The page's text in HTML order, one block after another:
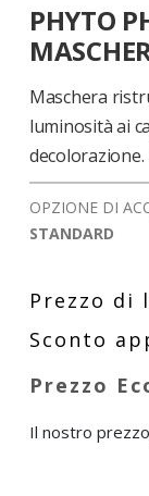
all'inizio
della
galleria
di
immagini
PHYTO
Maschera
luminosità ai
decolorazione.
OPZIONE DI
STANDARD
Il nostro